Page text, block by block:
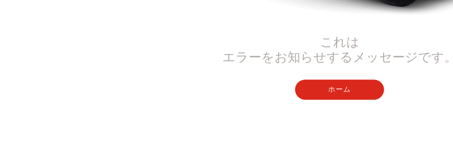
これは
エラーをお知らせするメッセージです
ホーム